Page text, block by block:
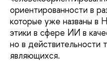
ориентированности в
которые уже названы в
этики в сфере ИИ в
но в действительности
являющихся.